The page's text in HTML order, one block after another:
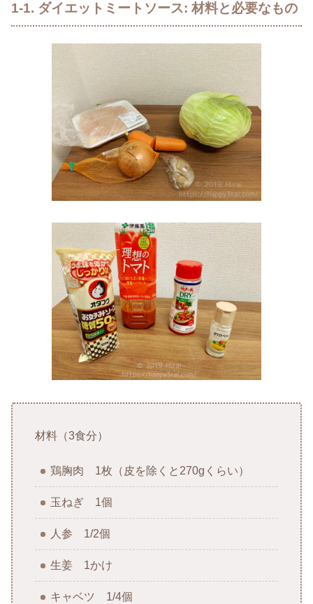
1-1. ダイエットミートソース: 材料と必要なもの
材料（3食分）
鶏胸肉 1枚（皮を除くと270gくらい）
玉ねぎ 1個
人参 1/2個
生姜 1かけ
キャベツ 1/4個